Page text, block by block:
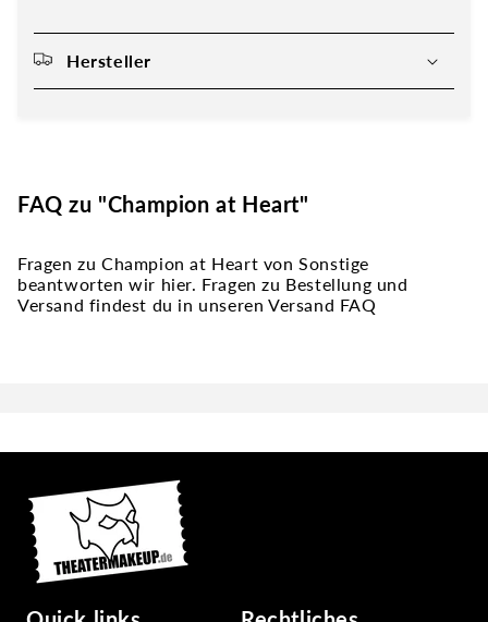
Hersteller
FAQ zu "Champion at Heart"
Fragen zu Champion at Heart von Sonstige
beantworten wir hier. Fragen zu Bestellung und
Versand findest du in unseren Versand FAQ